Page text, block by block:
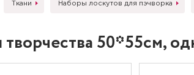
Ткани Наборы лоскутов для пэчворка
50*55см,